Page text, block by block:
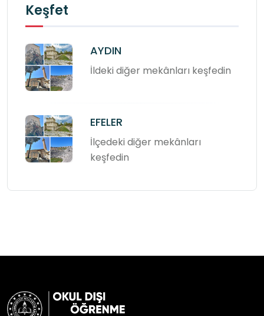
Keşfet
AYDIN
İldeki diğer mekânları keşfedin
EFELER
İlçedeki diğer mekânları
keşfedin